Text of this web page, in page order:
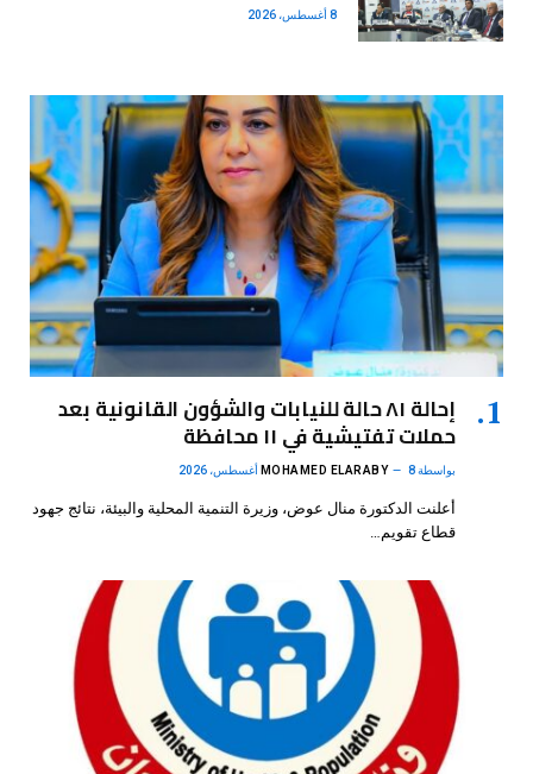
8 أغسطس، 2026
إحالة ٨١ حالة للنيابات والشؤون القانونية بعد
حملات تفتيشية في ١١ محافظة
بواسطة MOHAMED ELARABY 8 أغسطس، 2026
أعلنت الدكتورة منال عوض، وزيرة التنمية المحلية والبيئة، نتائج جهود
قطاع تقويم…